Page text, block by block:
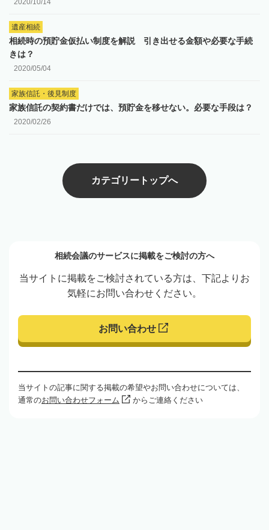
2020/10/14
遺産相続
相続時の預貯金仮払い制度を解説 引き出せる金額や必要な手続
きは？
2020/05/04
家族信託・後見制度
家族信託の契約書だけでは、預貯金を移せない。必要な手段は？
2020/02/26
カテゴリートップへ
相続会議のサービスに掲載をご検討の方へ
当サイトに掲載をご検討されている方は、下記よりお
気軽にお問い合わせください。
お問い合わせ
当サイトの記事に関する掲載の希望やお問い合わせについては、
通常のお問い合わせフォーム からご連絡ください